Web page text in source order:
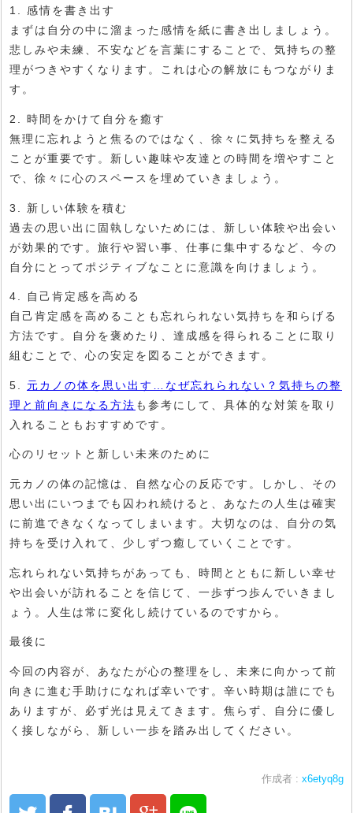
1. 感情を書き出す
まずは自分の中に溜まった感情を紙に書き出しましょう。
悲しみや未練、不安などを言葉にすることで、気持ちの整
理がつきやすくなります。これは心の解放にもつながりま
す。
2. 時間をかけて自分を癒す
無理に忘れようと焦るのではなく、徐々に気持ちを整える
ことが重要です。新しい趣味や友達との時間を増やすこと
で、徐々に心のスペースを埋めていきましょう。
3. 新しい体験を積む
過去の思い出に固執しないためには、新しい体験や出会い
が効果的です。旅行や習い事、仕事に集中するなど、今の
自分にとってポジティブなことに意識を向けましょう。
4. 自己肯定感を高める
自己肯定感を高めることも忘れられない気持ちを和らげる
方法です。自分を褒めたり、達成感を得られることに取り
組むことで、心の安定を図ることができます。
5. 元カノの体を思い出す…なぜ忘れられない？気持ちの整
理と前向きになる方法 も参考にして、具体的な対策を取り
入れることもおすすめです。
心のリセットと新しい未来のために
元カノの体の記憶は、自然な心の反応です。しかし、その
思い出にいつまでも囚われ続けると、あなたの人生は確実
に前進できなくなってしまいます。大切なのは、自分の気
持ちを受け入れて、少しずつ癒していくことです。
忘れられない気持ちがあっても、時間とともに新しい幸せ
や出会いが訪れることを信じて、一歩ずつ歩んでいきまし
ょう。人生は常に変化し続けているのですから。
最後に
今回の内容が、あなたが心の整理をし、未来に向かって前
向きに進む手助けになれば幸いです。辛い時期は誰にでも
ありますが、必ず光は見えてきます。焦らず、自分に優し
く接しながら、新しい一歩を踏み出してください。
作成者 : x6etyq8g